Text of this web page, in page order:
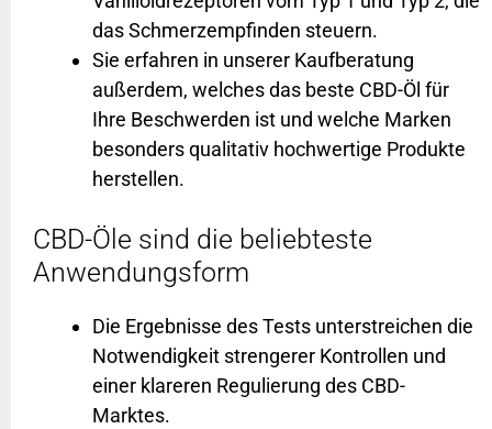
das Schmerzempfinden steuern.
Sie erfahren in unserer Kaufberatung
außerdem, welches das beste CBD-Öl für
Ihre Beschwerden ist und welche Marken
besonders qualitativ hochwertige Produkte
herstellen.
CBD-Öle sind die beliebteste
Anwendungs­form
Die Ergebnisse des Tests unterstreichen die
Notwendigkeit strengerer Kontrollen und
einer klareren Regulierung des CBD-
Marktes.